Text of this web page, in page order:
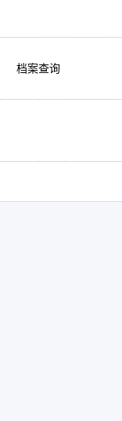
档案查询